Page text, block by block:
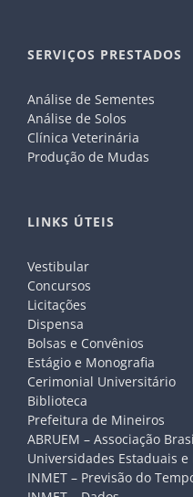
SERVIÇOS PRESTADOS
Análise de Sementes
Análise de Solos
Clínica Veterinária
Produção de Mudas
LINKS ÚTEIS
Vestibular
Concursos
Licitações
Dispensa
Bolsas e Convênios
Estágio e Monografia
Cerimonial Universitário
Biblioteca
Prefeitura de Mineiros
ABRUEM – Associação
Universidades Estaduais
INMET – Previsão do